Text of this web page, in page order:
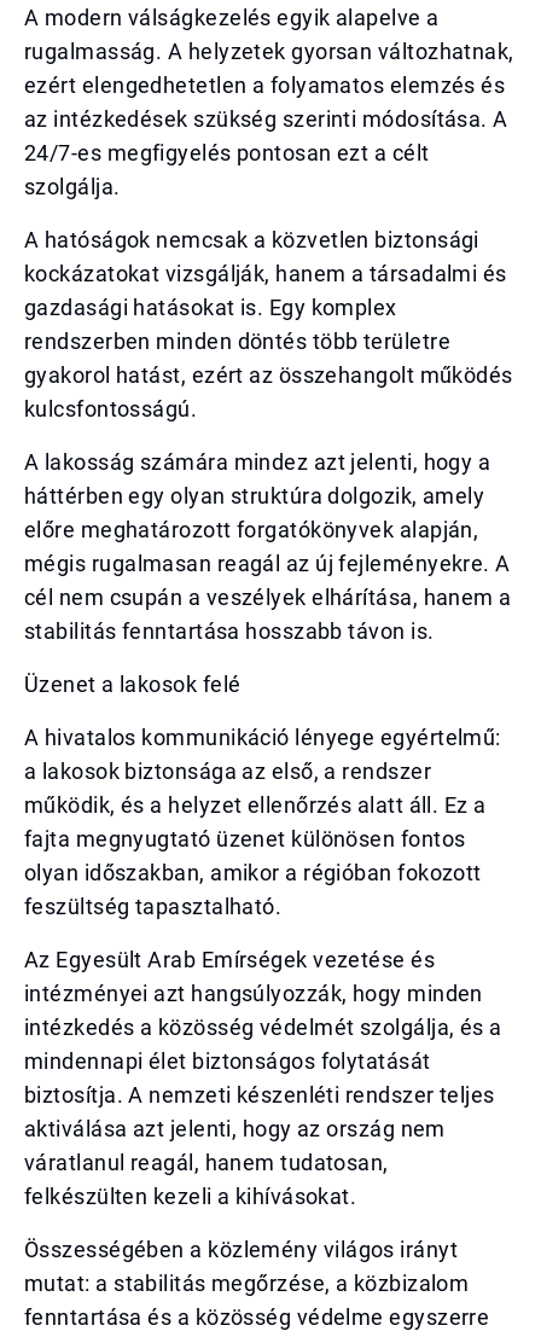
A modern válságkezelés egyik alapelve a
rugalmasság. A helyzetek gyorsan változhatnak,
ezért elengedhetetlen a folyamatos elemzés és
az intézkedések szükség szerinti módosítása. A
24/7-es megfigyelés pontosan ezt a célt
szolgálja.
A hatóságok nemcsak a közvetlen biztonsági
kockázatokat vizsgálják, hanem a társadalmi és
gazdasági hatásokat is. Egy komplex
rendszerben minden döntés több területre
gyakorol hatást, ezért az összehangolt működés
kulcsfontosságú.
A lakosság számára mindez azt jelenti, hogy a
háttérben egy olyan struktúra dolgozik, amely
előre meghatározott forgatókönyvek alapján,
mégis rugalmasan reagál az új fejleményekre. A
cél nem csupán a veszélyek elhárítása, hanem a
stabilitás fenntartása hosszabb távon is.
Üzenet a lakosok felé
A hivatalos kommunikáció lényege egyértelmű:
a lakosok biztonsága az első, a rendszer
működik, és a helyzet ellenőrzés alatt áll. Ez a
fajta megnyugtató üzenet különösen fontos
olyan időszakban, amikor a régióban fokozott
feszültség tapasztalható.
Az Egyesült Arab Emírségek vezetése és
intézményei azt hangsúlyozzák, hogy minden
intézkedés a közösség védelmét szolgálja, és a
mindennapi élet biztonságos folytatását
biztosítja. A nemzeti készenléti rendszer teljes
aktiválása azt jelenti, hogy az ország nem
váratlanul reagál, hanem tudatosan,
felkészülten kezeli a kihívásokat.
Összességében a közlemény világos irányt
mutat: a stabilitás megőrzése, a közbizalom
fenntartása és a közösség védelme egyszerre